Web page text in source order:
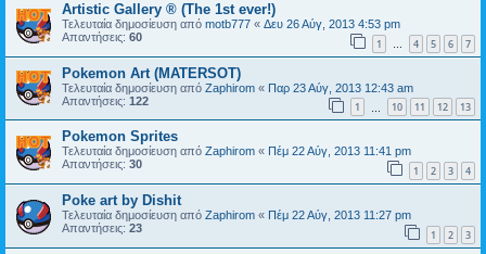
Artistic Gallery ® (The 1st ever!)
Τελευταία δημοσίευση από motb777 « Δευ 26 Αύγ, 2013 4:53 pm
Απαντήσεις: 60 1 … 4 5 6 7
Pokemon Art (MATERSOT)
Τελευταία δημοσίευση από Zaphirom « Παρ 23 Αύγ, 2013 12:43 am
Απαντήσεις: 122 1 10 11 12 13
Pokemon Sprites
Τελευταία δημοσίευση από Zaphirom « Πέμ 22 Αύγ, 2013 11:41 pm
Απαντήσεις: 30 1 2 3 4
Poke art by Dishit
Τελευταία δημοσίευση από Zaphirom « Πέμ 22 Αύγ, 2013 11:27 pm
Απαντήσεις: 23 1 2 3